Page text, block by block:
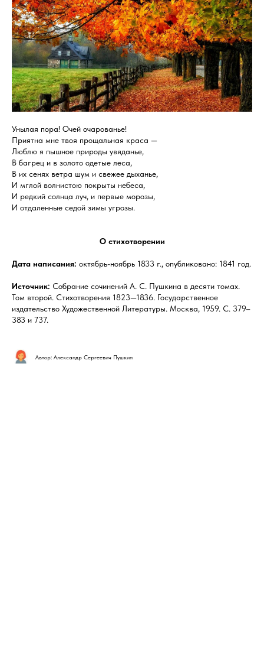
Унылая пора! Очей очарованье!
Приятна мне твоя прощальная краса —
Люблю я пышное природы увяданье,
В багрец и в золото одетые леса,
В их сенях ветра шум и свежее дыханье,
И мглой волнистою покрыты небеса,
И редкий солнца луч, и первые морозы,
И отдаленные седой зимы угрозы.
О стихотворении
Дата написания: октябрь-ноябрь 1833 г., опубликовано: 1841 год.
Источник: Собрание сочинений А. С. Пушкина в десяти томах.
Том второй. Стихотворения 1823—1836. Государственное
издательство Художественной Литературы. Москва, 1959. С. 379–
383 и 737.
Автор: Александр Сергеевич Пушкин